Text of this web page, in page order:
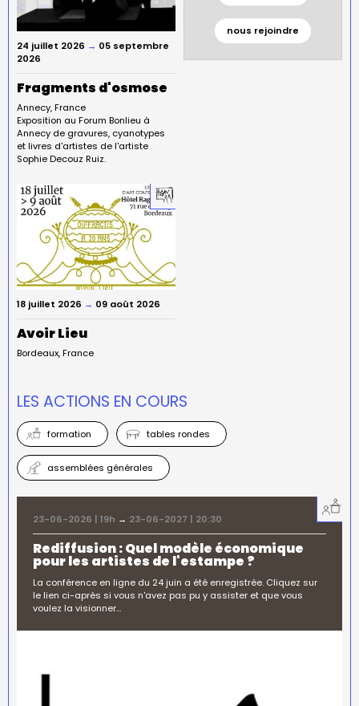
24 juillet 2026 → 05 septembre
2026
Fragments d'osmose
Annecy France
Exposition au Forum Bonlieu à
Annecy de gravures, cyanotypes
et livres d'artistes de l'artiste
Sophie Decouz Ruiz.
nous rejoindre
18 juillet 2026 → 09 août 2026
Avoir Lieu
Bordeaux France
LES ACTIONS EN COURS
formation tables rondes
assemblées générales
23-06-2026 | 19h → 23-06-2027 | 20:30
Rediffusion : Quel modèle économique
pour les artistes de l'estampe ?
La conférence en ligne du 24 juin a été enregistrée. Cliquez sur
le lien ci-après si vous n'avez pas pu y assister et que vous
voulez la visionner…